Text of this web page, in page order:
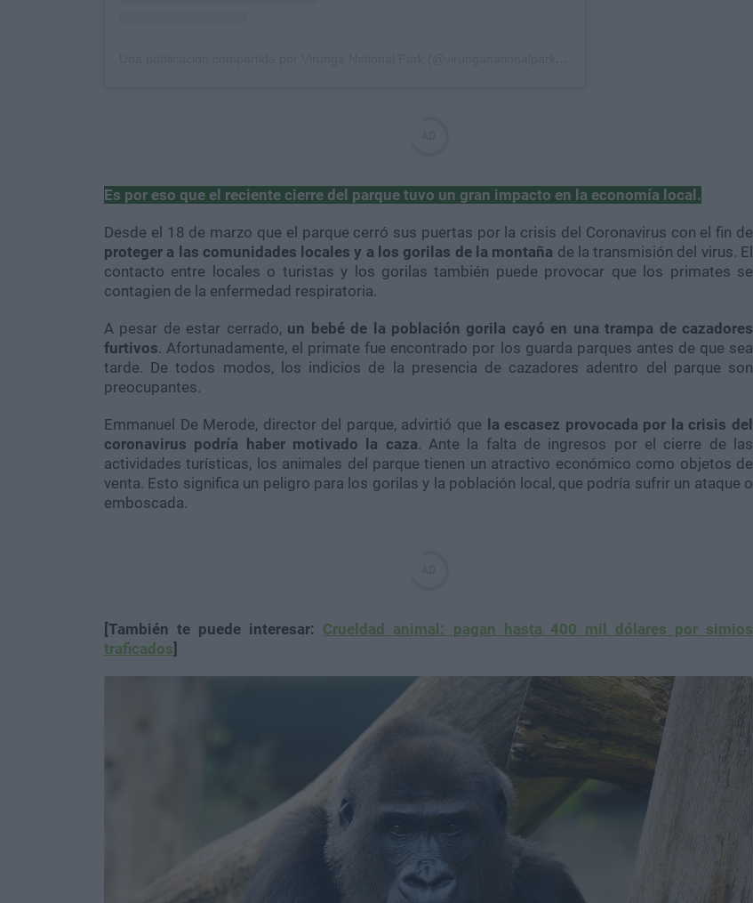
Es por eso que el reciente cierre del parque tuvo un gran impacto en la economía local.
Desde el 18 de marzo que el parque cerró sus puertas por la crisis del Coronavirus con el fin de
proteger a las comunidades locales y a los gorilas de la montaña de la transmisión del virus. El
contacto entre locales o turistas y los gorilas también puede provocar que los primates se
contagien de la enfermedad respiratoria.
A pesar de estar cerrado, un bebé de la población gorila cayó en una trampa de cazadores
furtivos. Afortunadamente, el primate fue encontrado por los guarda parques antes de que sea
tarde. De todos modos, los indicios de la presencia de cazadores adentro del parque son
preocupantes.
Emmanuel De Merode, director del parque, advirtió que
la escasez provocada por la crisis del
coronavirus podría haber motivado la caza. Ante la falta de ingresos por el cierre de las
actividades turísticas, los animales del parque tienen un atractivo económico como objetos de
venta. Esto significa un peligro para los gorilas y la población local, que podría sufrir un ataque o
emboscada.
[También te puede interesar: Crueldad animal: pagan hasta 400 mil dólares por simios
traficados]